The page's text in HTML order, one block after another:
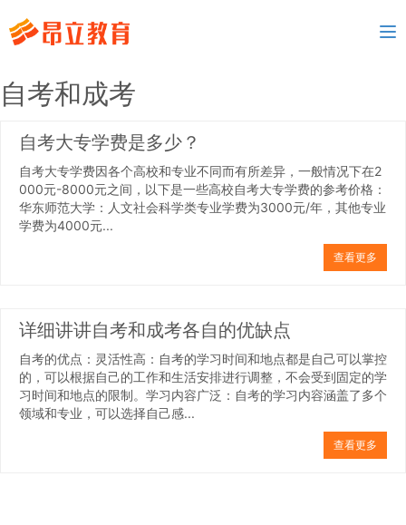
自考和成考
自考大专学费是多少？
自考大专学费因各个高校和专业不同而有所差异，一般情况下在2
000元-8000元之间，以下是一些高校自考大专学费的参考价格：
华东师范大学：人文社会科学类专业学费为3000元/年，其他专业
学费为4000元...
查看更多
详细讲讲自考和成考各自的优缺点
自考的优点：灵活性高：自考的学习时间和地点都是自己可以掌控
的，可以根据自己的工作和生活安排进行调整，不会受到固定的学
习时间和地点的限制。学习内容广泛：自考的学习内容涵盖了多个
领域和专业，可以选择自己感...
查看更多